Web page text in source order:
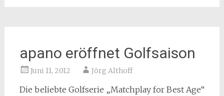
apano eröffnet Golfsaison
Juni 11, 2012 Jörg Althoff
Die beliebte Golfserie „Matchplay for Best Age“